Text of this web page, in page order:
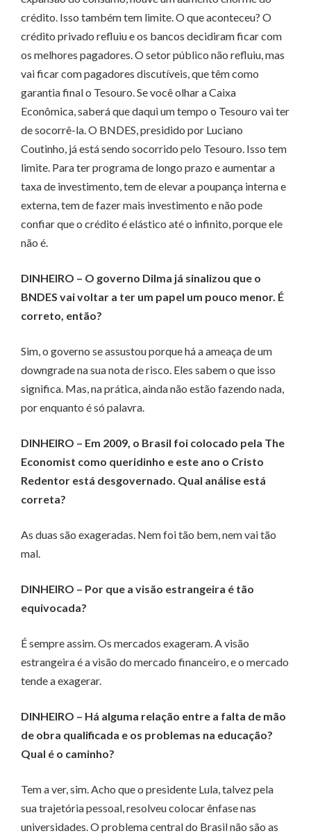
crédito. Isso também tem limite. O que aconteceu? O
crédito privado refluiu e os bancos decidiram ficar com
os melhores pagadores. O setor público não refluiu, mas
vai ficar com pagadores discutíveis, que têm como
garantia final o Tesouro. Se você olhar a Caixa
Econômica, saberá que daqui um tempo o Tesouro vai ter
de socorrê-la. O BNDES, presidido por Luciano
Coutinho, já está sendo socorrido pelo Tesouro. Isso tem
limite. Para ter programa de longo prazo e aumentar a
taxa de investimento, tem de elevar a pou­­pança interna e
externa, tem de fazer mais investimento e não pode
confiar que o crédito é elástico até o infinito, porque ele
não é.
DINHEIRO – O governo Dilma já sinalizou que o
BNDES vai voltar a ter um papel um pouco menor. É
correto, então?
Sim, o governo se assustou porque há a ameaça de um
downgrade na sua nota de risco. Eles sabem o que isso
significa. Mas, na prática, ainda não estão fazendo nada,
por enquanto é só palavra.
DINHEIRO – Em 2009, o Brasil foi colocado pela The
Economist como queridinho e este ano o Cristo
Redentor está desgovernado. Qual análise está
correta?
As duas são exageradas. Nem foi tão bem, nem vai tão
mal.
DINHEIRO – Por que a visão estrangeira é tão
equivocada?
É sempre assim. Os mercados exageram. A visão
estrangeira é a visão do mercado financeiro, e o mercado
tende a exagerar.
DINHEIRO – Há alguma relação entre a falta de mão
de obra qualificada e os problemas na educação?
Qual é o caminho?
Tem a ver, sim. Acho que o presidente Lula, talvez pela
sua trajetória pessoal, resolveu colocar ênfase nas
universidades. O problema central do Brasil não são as